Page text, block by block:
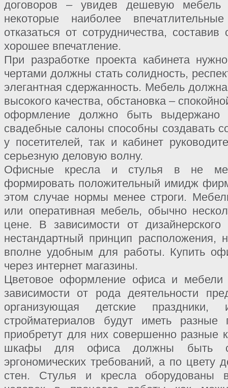
договоров – увидев дешевую мебель
некоторые наиболее
отказаться от сотрудничества,
хорошее впечатление.
При разработке проекта кабинета
чертами должны стать солидность,
элегантная сдержанность. Мебель
высокого качества, обстановка –
оформление должно быть выдержано
свадебные салоны способны создавать
у посетителей, так и кабинет
серьезную деловую волну.
Офисные кресла и стулья в не
формировать положительный имидж
этом случае нормы менее строги.
или оперативная мебель, обычно
цене. В зависимости от
нестандартный принцип
вполне удобным для работы. Купить
через интернет магазины.
Цветовое оформление офиса и
зависимости от рода деятельности
организующая детские
стройматериалов будут иметь
приобретут для них совершенно
шкафы для офиса должны быть
эргономических требований, а по цвету
стен. Стулья и кресла оборудованы